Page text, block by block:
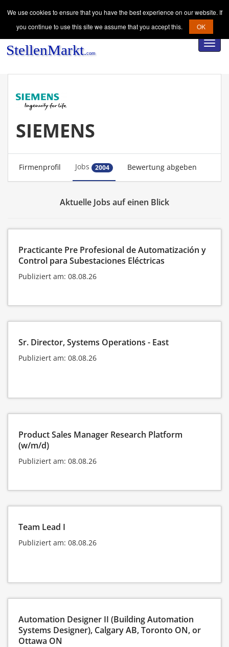
SIEMENS
Firmenprofil Jobs 2004 Bewertung abgeben
Aktuelle Jobs auf einen Blick
Practicante Pre Profesional de Automatización y
Control para Subestaciones Eléctricas
Publiziert am: 08.08.26
Sr. Director, Systems Operations - East
Publiziert am: 08.08.26
Product Sales Manager Research Platform
(w/m/d)
Publiziert am: 08.08.26
Team Lead I
Publiziert am: 08.08.26
Automation Designer II (Building Automation
Systems Designer), Calgary AB, Toronto ON, or
Ottawa ON
We use cookies to ensure that you have the best experience on our website. If
you continue to use this site we assume that you accept this.
OK